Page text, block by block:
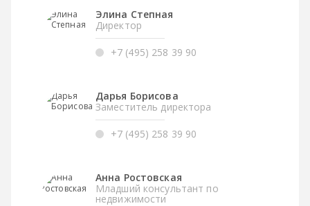
Элина Степная
Директор
+7 (495) 258 39 90
Дарья Борисова
Заместитель директора
+7 (495) 258 39 90
Анна Ростовская
Младший консультант по
недвижимости